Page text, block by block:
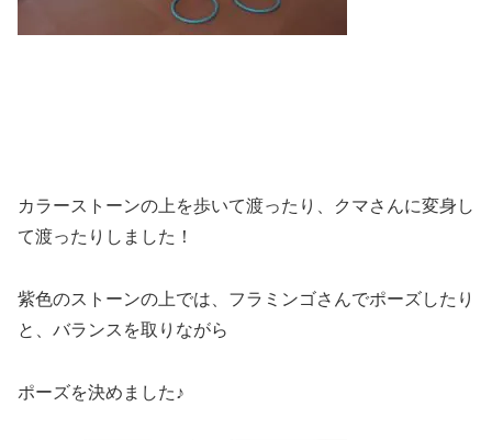
カラーストーンの上を歩いて渡ったり、クマさんに変身し
て渡ったりしました！
紫色のストーンの上では、フラミンゴさんでポーズしたり
と、バランスを取りながら
ポーズを決めました♪